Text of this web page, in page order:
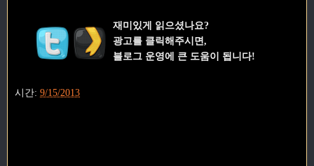
재미있게 읽으셨나요?
광고를 클릭해주시면,
블로그 운영에 큰 도움이 됩니다!
시간: 9/15/2013